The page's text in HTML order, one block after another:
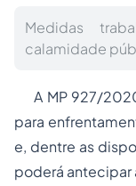
Medidas
calamidade
A MP 927/
para
e, dentre as
poderá antecipar